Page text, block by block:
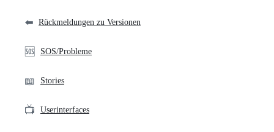
⬅️ Rückmeldungen zu Versionen
🆘 SOS/Probleme
📖 Stories
📺 Userinterfaces